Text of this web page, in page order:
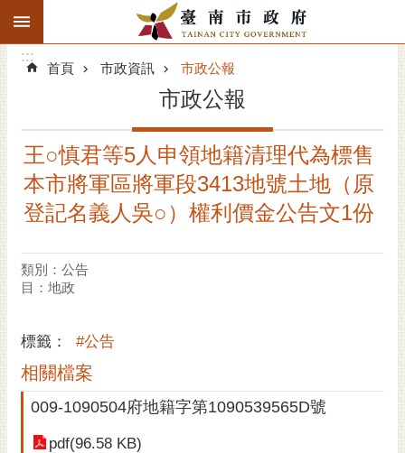
跳到主要內容區塊
搜
階
精彩府城
市府動態
主題服務
市政資訊
市民互動
:::
:::
首頁 市政資訊 市政公報
市政公報
王○慎君等5人申領地籍清理代為標售
本市將軍區將軍段3413地號土地（原
登記名義人吳○）權利價金公告文1份
類別：公告
目：地政
標籤： #公告
相關檔案
009-1090504府地籍字第1090539565D號
pdf(96.58 KB)